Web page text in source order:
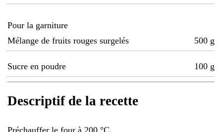
Pour la garniture
Mélange de fruits rouges surgelés
500 g
Sucre en poudre 100 g
Descriptif de la recette
Préchauffer le four à 200 °C.